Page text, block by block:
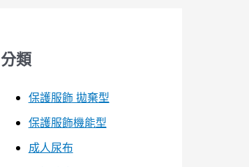
分類
保護服飾 拋棄型
保護服飾機能型
成人尿布